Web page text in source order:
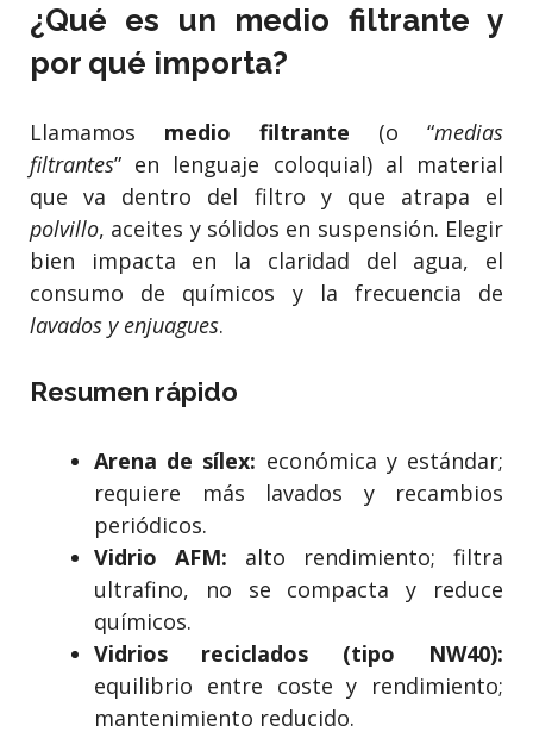
¿Qué es un medio filtrante y
por qué importa?
Llamamos medio filtrante (o “medias
filtrantes” en lenguaje coloquial) al material
que va dentro del filtro y que atrapa el
polvillo, aceites y sólidos en suspensión. Elegir
bien impacta en la claridad del agua, el
consumo de químicos y la frecuencia de
lavados y enjuagues.
Resumen rápido
Arena de sílex: económica y estándar;
requiere más lavados y recambios
periódicos.
Vidrio AFM: alto rendimiento; filtra
ultrafino, no se compacta y reduce
químicos.
Vidrios reciclados (tipo NW40):
equilibrio entre coste y rendimiento;
mantenimiento reducido.